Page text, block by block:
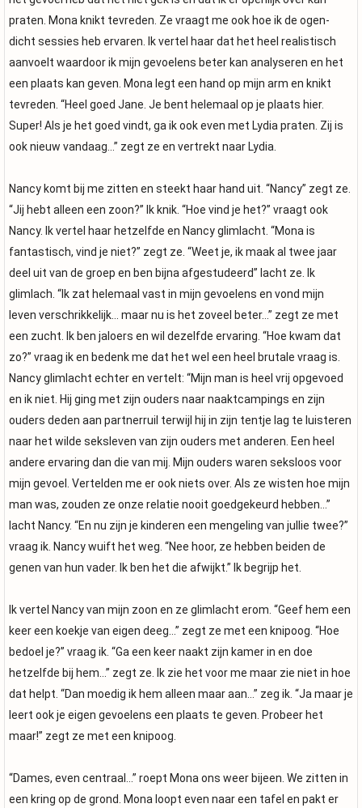
praten. Mona knikt tevreden. Ze vraagt me ook hoe ik de ogen-
dicht sessies heb ervaren. Ik vertel haar dat het heel realistisch
aanvoelt waardoor ik mijn gevoelens beter kan analyseren en het
een plaats kan geven. Mona legt een hand op mijn arm en knikt
tevreden. “Heel goed Jane. Je bent helemaal op je plaats hier.
Super! Als je het goed vindt, ga ik ook even met Lydia praten. Zij is
ook nieuw vandaag…” zegt ze en vertrekt naar Lydia.
Nancy komt bij me zitten en steekt haar hand uit. “Nancy” zegt ze.
“Jij hebt alleen een zoon?” Ik knik. “Hoe vind je het?” vraagt ook
Nancy. Ik vertel haar hetzelfde en Nancy glimlacht. “Mona is
fantastisch, vind je niet?” zegt ze. “Weet je, ik maak al twee jaar
deel uit van de groep en ben bijna afgestudeerd” lacht ze. Ik
glimlach. “Ik zat helemaal vast in mijn gevoelens en vond mijn
leven verschrikkelijk… maar nu is het zoveel beter…” zegt ze met
een zucht. Ik ben jaloers en wil dezelfde ervaring. “Hoe kwam dat
zo?” vraag ik en bedenk me dat het wel een heel brutale vraag is.
Nancy glimlacht echter en vertelt: “Mijn man is heel vrij opgevoed
en ik niet. Hij ging met zijn ouders naar naaktcampings en zijn
ouders deden aan partnerruil terwijl hij in zijn tentje lag te luisteren
naar het wilde seksleven van zijn ouders met anderen. Een heel
andere ervaring dan die van mij. Mijn ouders waren seksloos voor
mijn gevoel. Vertelden me er ook niets over. Als ze wisten hoe mijn
man was, zouden ze onze relatie nooit goedgekeurd hebben…”
lacht Nancy. “En nu zijn je kinderen een mengeling van jullie twee?”
vraag ik. Nancy wuift het weg. “Nee hoor, ze hebben beiden de
genen van hun vader. Ik ben het die afwijkt.” Ik begrijp het.
Ik vertel Nancy van mijn zoon en ze glimlacht erom. “Geef hem een
keer een koekje van eigen deeg…” zegt ze met een knipoog. “Hoe
bedoel je?” vraag ik. “Ga een keer naakt zijn kamer in en doe
hetzelfde bij hem…” zegt ze. Ik zie het voor me maar zie niet in hoe
dat helpt. “Dan moedig ik hem alleen maar aan…” zeg ik. “Ja maar je
leert ook je eigen gevoelens een plaats te geven. Probeer het
maar!” zegt ze met een knipoog.
“Dames, even centraal…” roept Mona ons weer bijeen. We zitten in
een kring op de grond. Mona loopt even naar een tafel en pakt er